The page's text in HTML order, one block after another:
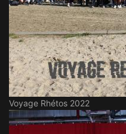
Voyage Rhétos 2022